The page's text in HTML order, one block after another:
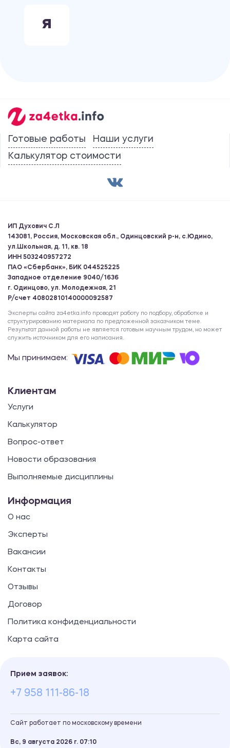
Я
Готовые работы
Наши услуги
Калькулятор стоимости
ИП Духович С.Л
143081, Россия, Московская обл., Одинцовский р-н, с.Юдино,
ул.Школьная, д. 11, кв. 18
ИНН 503240957272
ПАО «Сбербанк», БИК 044525225
Западное отделение 9040/1636
г. Одинцово, ул. Молодежная, 21
Р/счет 40802810140000092587
Эксперты сайта za4etka.info проводят работу по подбору, обработке и
структурированию материала по предложенной заказчиком теме.
Результат данной работы не является готовым научным трудом, но может
служить источником для его написания.
Мы принимаем:
Клиентам
Услуги
Калькулятор
Вопрос-ответ
Новости образования
Выполняемые дисциплины
Информация
О нас
Эксперты
Вакансии
Контакты
Отзывы
Договор
Политика конфиденциальности
Карта сайта
Прием заявок:
+7 958 111-86-18
Сайт работает по московскому времени
Вс, 9 августа 2026 г. 07 10